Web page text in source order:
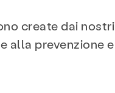
create dai nostri
alla prevenzione e